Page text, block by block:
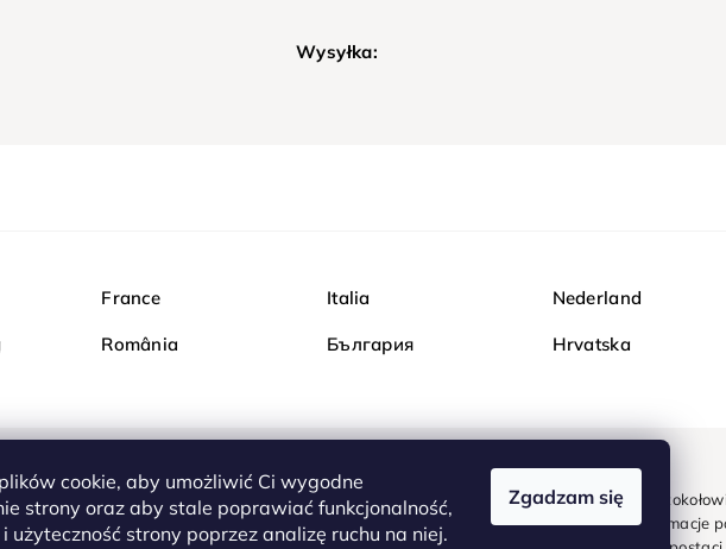
cookie, aby umożliwić Ci wygodne
strony oraz aby stale poprawiać funkcjonalność,
użyteczność strony poprzez analizę ruchu na niej.
Zgadzam się
Wysyłka:
France Italia Nederland
România България Hrvatska
Kupuj bezpiecznie w Diamondi. Dzięki
są całkowicie bezpieczne - wszystkie informacje